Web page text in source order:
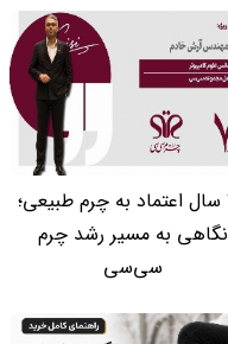
۷۵ سال اعتماد به چرم طبیعی؛
نگاهی به مسیر رشد چرم
سی‌سی